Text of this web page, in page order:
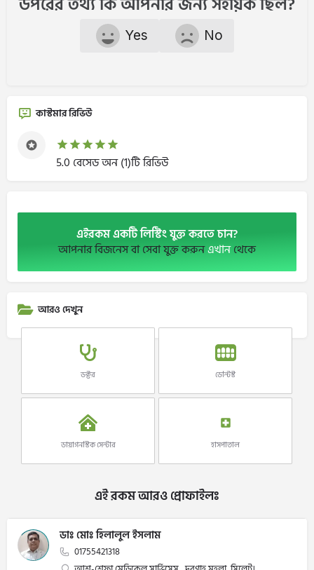
Yes No
কাস্টমার রিভিউ
5.0 বেসেড অন (1)টি রিভিউ
এইরকম একটি লিস্টিং যুক্ত করতে চান?
আপনার বিজনেস বা সেবা যুক্ত করুনএখানথেকে
আরও দেখুন
ডক্টর ডেন্টিস্ট
ডায়াগনস্টিক সেন্টার হাসপাতাল
এই রকম আরও প্রোফাইলঃ
ডাঃ মোঃ হিলালুল ইসলাম
01755421318